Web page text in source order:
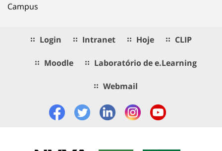
Campus
Login Intranet Hoje CLIP
Moodle Laboratório de e.Learning
Webmail